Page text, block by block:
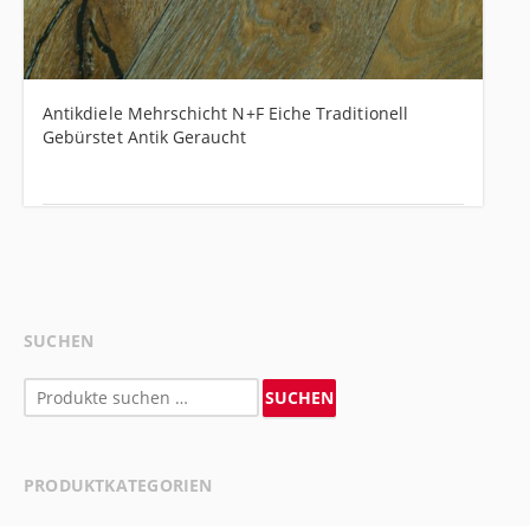
Antikdiele Mehrschicht N+F Eiche Traditionell
Gebürstet Antik Geraucht
SUCHEN
Suchen
nach:
SUCHEN
PRODUKTKATEGORIEN